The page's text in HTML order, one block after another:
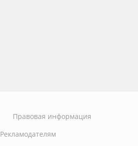
Правовая информация
Рекламодателям